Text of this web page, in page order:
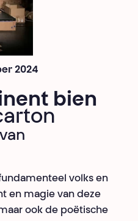
2024
bien
volks en
en magie van deze
ook de poëtische